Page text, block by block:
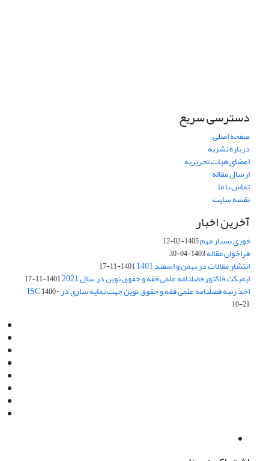
دسترسی سریع
صفحه اصلی
درباره نشریه
اعضای هیات تحریریه
ارسال مقاله
تماس با ما
نقشه سایت
آخرین اخبار
فوری بسیار مهم1405-02-12
فراخوان مقاله1403-04-30
انتشار مقالات در بهمن و اسفند 1401 1401-11-17
ایمپکت فاکتور فصلنامه علمی فقه و حقوق نوین در سال 2021 1401-11-17
اخذ رتبه فصلنامه علمی فقه و حقوق نوین جهت نمایه سازی در ISC1400-
10-21